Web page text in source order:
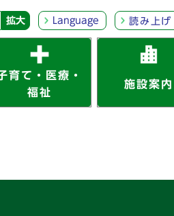
拡大 Language 読み上げ
育て・医療・
福祉
施設案内